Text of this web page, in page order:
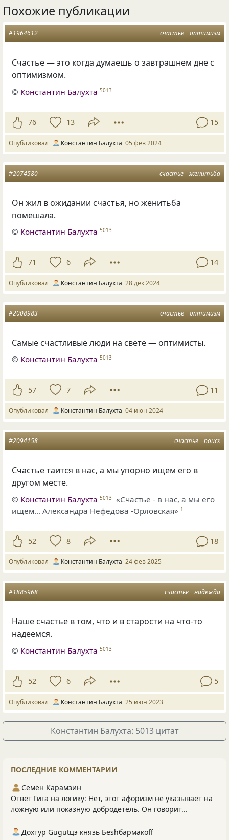
Похожие публикации
счастье оптимизм
#1964612
Счастье — это когда думаешь о завтрашнем дне с
оптимизмом.
© Константин Балухта 5013
76 13 15
Опубликовал Константин Балухта 05 фев 2024
счастье женитьба
#2074580
Он жил в ожидании счастья, но женитьба
помешала.
© Константин Балухта 5013
71 6 14
Опубликовал Константин Балухта 28 дек 2024
счастье оптимизм
#2008983
Самые счастливые люди на свете — оптимисты.
© Константин Балухта 5013
57 7 11
Опубликовал Константин Балухта 04 июн 2024
счастье поиск
#2094158
Счастье таится в нас, а мы упорно ищем его в
другом месте.
© Константин Балухта 5013
«Счастье - в нас, а мы его
ищем... Александра Нефедова -Орловская» 1
52 8 18
Опубликовал Константин Балухта 24 фев 2025
счастье надежда
#1885968
Наше счастье в том, что и в старости на что-то
надеемся.
© Константин Балухта 5013
52 6 5
Опубликовал Константин Балухта 25 июн 2023
Константин Балухта: 5013 цитат
ПОСЛЕДНИЕ КОММЕНТАРИИ
Семён Карамзин
Ответ Гига на логику: Нет, этот афоризм не указывает на
ложную или показную добродетель. Он говорит...
Дохтур Gugutцэ князь Беshбармакоff